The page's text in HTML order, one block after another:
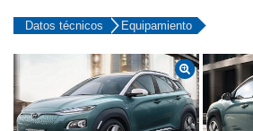
Datos técnicos Equipamiento